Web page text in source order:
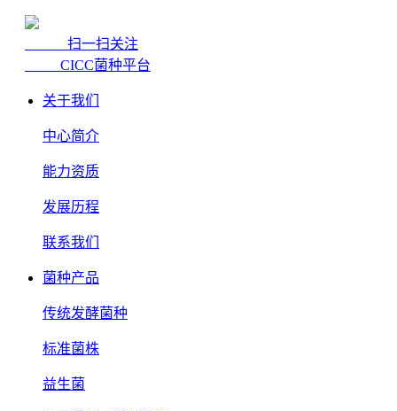
扫一扫关注
CICC菌种平台
关于我们
中心简介
能力资质
发展历程
联系我们
菌种产品
传统发酵菌种
标准菌株
益生菌